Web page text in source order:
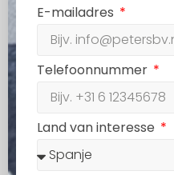
E-mailadres
Telefoonnummer
Land van interesse